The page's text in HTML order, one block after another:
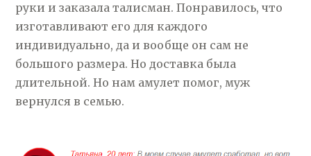
руки и заказала талисман. Понравилось, что
изготавливают его для каждого
индивидуально, да и вообще он сам не
большого размера. Но доставка была
длительной. Но нам амулет помог, муж
вернулся в семью.